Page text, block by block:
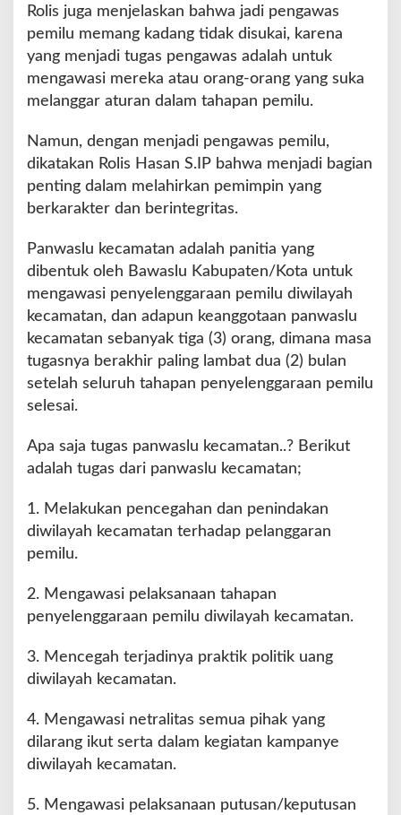
Rolis juga menjelaskan bahwa jadi pengawas
pemilu memang kadang tidak disukai, karena
yang menjadi tugas pengawas adalah untuk
mengawasi mereka atau orang-orang yang suka
melanggar aturan dalam tahapan pemilu.
Namun, dengan menjadi pengawas pemilu,
dikatakan Rolis Hasan S.IP bahwa menjadi bagian
penting dalam melahirkan pemimpin yang
berkarakter dan berintegritas.
Panwaslu kecamatan adalah panitia yang
dibentuk oleh Bawaslu Kabupaten/Kota untuk
mengawasi penyelenggaraan pemilu diwilayah
kecamatan, dan adapun keanggotaan panwaslu
kecamatan sebanyak tiga (3) orang, dimana masa
tugasnya berakhir paling lambat dua (2) bulan
setelah seluruh tahapan penyelenggaraan pemilu
selesai.
Apa saja tugas panwaslu kecamatan..? Berikut
adalah tugas dari panwaslu kecamatan;
1. Melakukan pencegahan dan penindakan
diwilayah kecamatan terhadap pelanggaran
pemilu.
2. Mengawasi pelaksanaan tahapan
penyelenggaraan pemilu diwilayah kecamatan.
3. Mencegah terjadinya praktik politik uang
diwilayah kecamatan.
4. Mengawasi netralitas semua pihak yang
dilarang ikut serta dalam kegiatan kampanye
diwilayah kecamatan.
5. Mengawasi pelaksanaan putusan/keputusan